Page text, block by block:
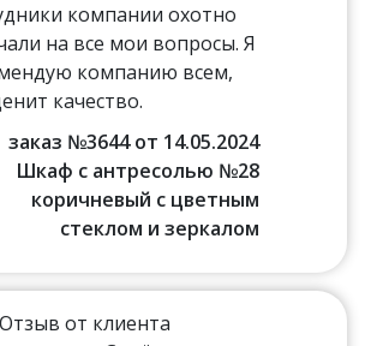
компании охотно
на все мои вопросы. Я
компанию всем,
качество.
заказ №3644 от 14.05.2024
Шкаф с антресолью №28
коричневый с цветным
стеклом и зеркалом